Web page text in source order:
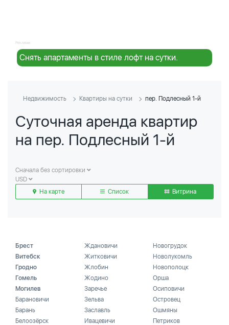
Реклама:
Снять апартаменты в стиле лофт на сутки.
Недвижимость Квартиры на сутки пер. Подлесный 1-й
Суточная аренда квартир
на пер. Подлесный 1-й
Сначала без сортировки
USD
На карте
Список Витрина
Брест
Витебск
Гродно
Гомель
Могилев
Барановичи
Барань
Белоозёрск
Ждановичи
Житковичи
Жлобин
Жодино
Заречье
Зельва
Заславль
Ивацевичи
Новогрудок
Новолукомль
Новополоцк
Орша
Осиповичи
Островец
Ошмяны
Петриков